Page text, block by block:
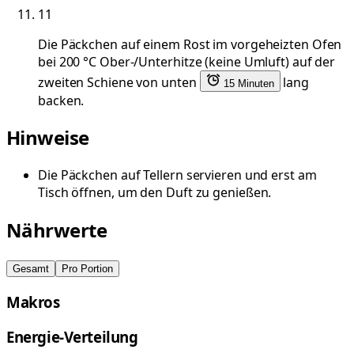
11
Die Päckchen auf einem Rost im vorgeheizten Ofen
bei 200 °C Ober-/Unterhitze (keine Umluft) auf der
zweiten Schiene von unten
15 Minuten
lang
backen.
Hinweise
Die Päckchen auf Tellern servieren und erst am
Tisch öffnen, um den Duft zu genießen.
Nährwerte
Gesamt Pro Portion
Makros
Energie-Verteilung